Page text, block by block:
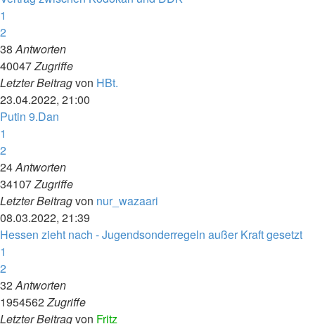
1
2
38Antworten
40047Zugriffe
Letzter Beitragvon HBt.
23.04.2022, 21:00
Putin 9.Dan
1
2
24Antworten
34107Zugriffe
Letzter Beitragvon nur_wazaari
08.03.2022, 21:39
Hessen zieht nach - Jugendsonderregeln außer Kraft gesetzt
1
2
32Antworten
1954562Zugriffe
Letzter Beitragvon Fritz